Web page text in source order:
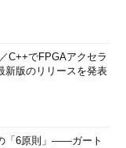
が使いやすいとい
／プログラマーとい
C++でFPGAアクセラ
新版のリリースを発表
「6原則」――ガート